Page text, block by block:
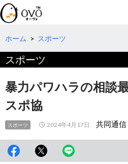
検
索
コ
テ
へ
動
ホーム > スポーツ
スポーツ
暴力パワハラの相談
スポ協
スポーツ 2024年4月17日 共同通信